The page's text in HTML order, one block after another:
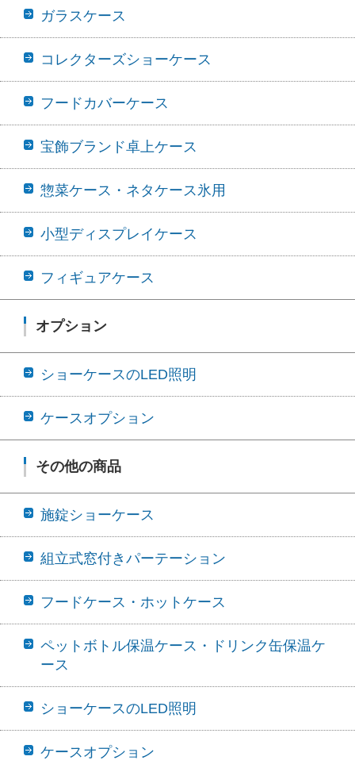
ガラスケース
コレクターズショーケース
フードカバーケース
宝飾ブランド卓上ケース
惣菜ケース・ネタケース氷用
小型ディスプレイケース
フィギュアケース
オプション
ショーケースのLED照明
ケースオプション
その他の商品
施錠ショーケース
組立式窓付きパーテーション
フードケース・ホットケース
ペットボトル保温ケース・ドリンク缶保温ケ
ース
ショーケースのLED照明
ケースオプション